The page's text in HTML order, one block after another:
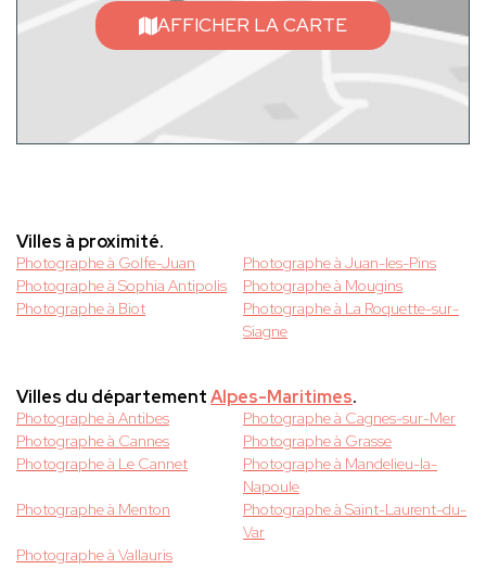
AFFICHER LA CARTE
Villes à proximité.
Photographe à Golfe-Juan
Photographe à Juan-les-Pins
Photographe à Sophia Antipolis
Photographe à Mougins
Photographe à Biot
Photographe à La Roquette-sur-
Siagne
Villes du départementAlpes-Maritimes.
Photographe à Antibes
Photographe à Cagnes-sur-Mer
Photographe à Cannes
Photographe à Grasse
Photographe à Le Cannet
Photographe à Mandelieu-la-
Napoule
Photographe à Menton
Photographe à Saint-Laurent-du-
Var
Photographe à Vallauris